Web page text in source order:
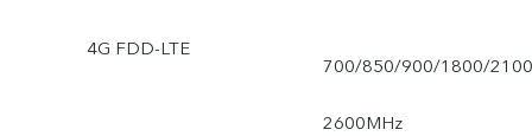
4G FDD-LTE
700/850/900/1800/
2600MHz